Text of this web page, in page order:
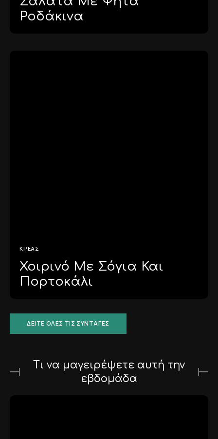
Ροδάκινα
ΚΡΈΑΣ
Χοιρινό Με Σόγια Και
Πορτοκάλι
ΔΕΊΤΕ ΌΛΕΣ ΤΙΣ ΣΥΝΤΑΓΈΣ
Τι να μαγειρέψετε αυτή την
εβδομάδα